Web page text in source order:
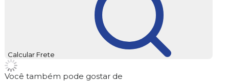
Calcular Frete
Você também pode gostar de